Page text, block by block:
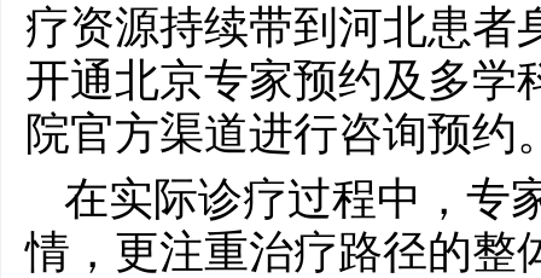
疗资源持续带到河北患者
开通北京专家预约及多学
院官方渠道进行咨询预约
在实际诊疗过程中，专
情，更注重治疗路径的整